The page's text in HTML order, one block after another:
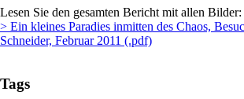
Lesen Sie den gesamten Bericht mit allen Bilder:
> Ein kleines Paradies inmitten des Chaos,
Schneider, Februar 2011 (.pdf)
Tags